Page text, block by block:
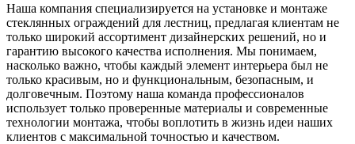
Наша компания специализируется на установке и монтаже
стеклянных ограждений для лестниц, предлагая клиентам не
только широкий ассортимент дизайнерских решений, но и
гарантию высокого качества исполнения. Мы понимаем,
насколько важно, чтобы каждый элемент интерьера был не
только красивым, но и функциональным, безопасным, и
долговечным. Поэтому наша команда профессионалов
использует только проверенные материалы и современные
технологии монтажа, чтобы воплотить в жизнь идеи наших
клиентов с максимальной точностью и качеством.